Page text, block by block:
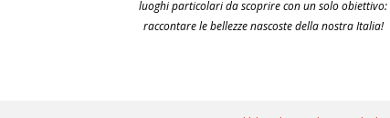
luoghi particolari da scoprire con un solo obiettivo:
raccontare le bellezze nascoste della nostra Italia!